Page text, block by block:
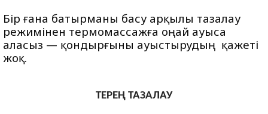
Бір ғана батырманы басу арқылы тазалау
режимінен термомассажға оңай ауыса
аласыз — қондырғыны ауыстырудың қажеті
жоқ.
ТЕРЕҢ ТАЗАЛАУ